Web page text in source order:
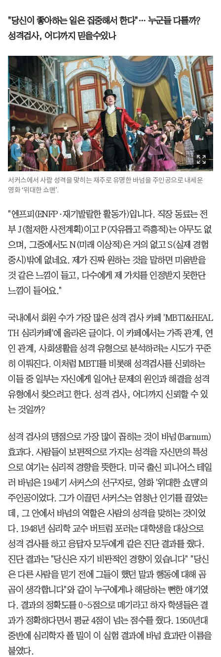
"당신이 좋아하는 일은 집중해서 한다"… 누군들 다를까?
성격검사, 어디까지 믿을수있나
서커스에서 사람 성격을 맞히는 재주로 유명한 바넘을 주인공으로 내세운
영화 ‘위대한 쇼맨’.
"엔프피(ENFP·재기발랄한 활동가)입니다. 직장 동료는 전
부 J(철저한 사전계획)이고 P(자유롭고 즉흥적)는 아무도 없
으며, 그중에서도 N(미래 이상적)은 거의 없고 S(실제 경험
중시)밖에 없네요. 제가 진짜 원하는 것을 말하면 미움받을
것 같은 느낌이 들고, 다수에게 제 가치를 인정받지 못한단
느낌이 들어요."
국내에서 회원 수가 가장 많은 성격 검사 카페 'MBTI&HEAL
TH 심리카페'에 올라온 글이다. 이 카페에서는 가족 관계, 연
인 관계, 사회생활을 성격 유형으로 분석하려는 시도가 꾸준
히 이뤄진다. 이처럼 MBTI를 비롯해 성격검사를 신뢰하는
이들 중 일부는 자신에게 일어난 문제의 원인과 해결을 성격
유형에서 찾으려고 한다. 성격 검사, 어디까지 신뢰할 수 있
는 것일까?
성격 검사의 맹점으로 가장 많이 꼽히는 것이 바넘(Barnum)
효과다. 사람들이 보편적으로 가지는 성격을 자신만의 특성
으로 여기는 심리적 경향을 뜻한다. 미국 출신 피니어스 테일
러 바넘은 19세기 서커스의 선구자로, 영화 '위대한 쇼맨'의
주인공이었다. 그가 이끌던 서커스는 엄청난 인기를 끌었는
데, 그 안에서 바넘의 역할은 사람의 성격을 맞히는 것이었
다. 1948년 심리학 교수 버트럼 포러는 대학생을 대상으로
성격 검사를 하고 응답자 모두에게 같은 진단 결과를 줬다.
진단 결과는 "당신은 자기 비판적인 경향이 있습니다" "당신
은 다른 사람을 믿기 전에 그들이 했던 말과 행동에 대해 곰
곰이 생각합니다"와 같이 누구에게나 해당하는 뻔한 얘기였
다. 결과의 정확도를 0~5점으로 매기라고 하자 학생들은 결
과가 정확하다면서 평균 4점이 넘는 점수를 줬다. 1950년대
중반에 심리학자 폴 밀이 이 실험 결과에 바넘 효과란 이름을
붙였다.